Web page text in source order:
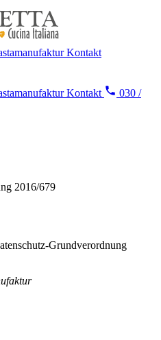
Kontakt
Kontakt
030 /
2016/679
Grundverordnung